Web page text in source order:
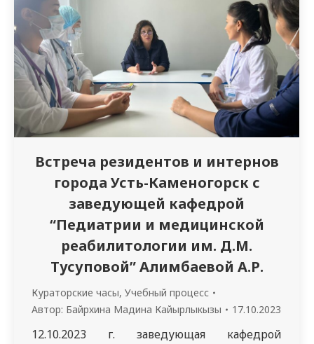
работа на тему: «Влияние электронных
сигарет и энергетических напитков на
организм подростков». На сегодняшний
день проблема электронных сигарет и
употребления…
Встреча резидентов и интернов
города Усть-Каменогорск с
заведующей кафедрой
“Педиатрии и медицинской
реабилитологии им. Д.М.
Тусуповой” Алимбаевой А.Р.
Кураторские часы, Учебный процесс
Автор: Байрхина Мадина Кайырлыкызы 17.10.2023
12.10.2023 г. заведующая кафедрой